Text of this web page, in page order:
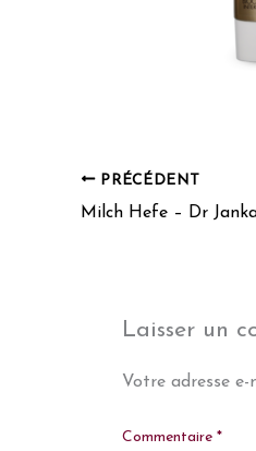
PRÉCÉDENT
Milch Hefe – Dr
Laisser un
Votre adresse
Commentaire *